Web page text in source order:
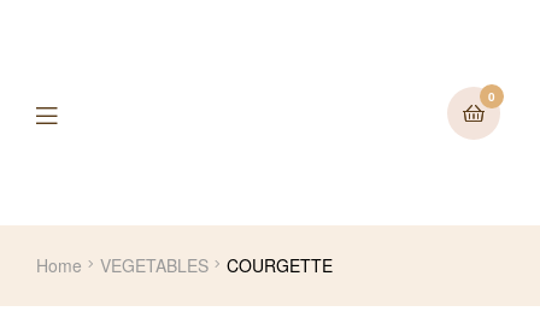
0
Home VEGETABLES COURGETTE